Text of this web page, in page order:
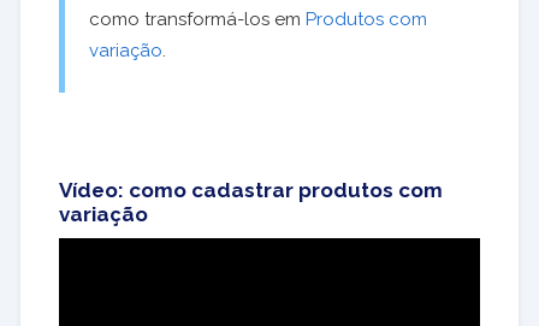
como transformá-los em Produtos com
variação
Vídeo: como cadastrar produtos com
variação